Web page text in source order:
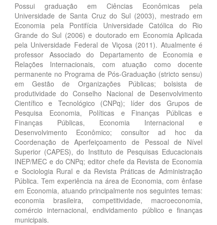
Possui graduação em Ciências Econômicas pela
Universidade de Santa Cruz do Sul (2003), mestrado em
Economia pela Pontifícia Universidade Católica do Rio
Grande do Sul (2006) e doutorado em Economia Aplicada
pela Universidade Federal de Viçosa (2011). Atualmente é
professor Associado do Departamento de Economia e
Relações Internacionais, com atuação como docente
permanente no Programa de Pós-Graduação (stricto sensu)
em Gestão de Organizações Públicas; bolsista de
produtividade do Conselho Nacional de Desenvolvimento
Científico e Tecnológico (CNPq); líder dos Grupos de
Pesquisa Economia, Políticas e Finanças Públicas e
Finanças Públicas, Economia Internacional e
Desenvolvimento Econômico; consultor ad hoc da
Coordenação de Aperfeiçoamento de Pessoal de Nível
Superior (CAPES), do Instituto de Pesquisas Educacionais
INEP/MEC e do CNPq; editor chefe da Revista de Economia
e Sociologia Rural e da Revista Práticas de Administração
Pública. Tem experiência na área de Economia, com ênfase
em Economia, atuando principalmente nos seguintes temas:
economia brasileira, competitividade, macroeconomia,
comércio internacional, endividamento público e finanças
municipais.